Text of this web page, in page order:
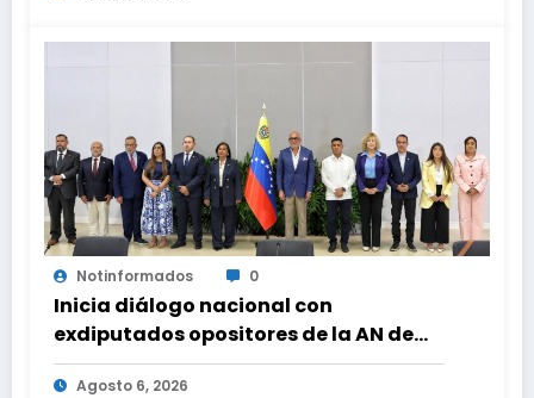
Notinformados 0
Inicia diálogo nacional con
exdiputados opositores de la AN de
2015
Agosto 6, 2026